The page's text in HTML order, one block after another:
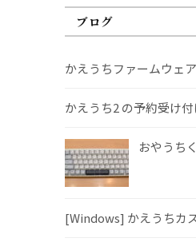
ブログ
かえうちファームウェ
かえうち2 の予約受け
おやうち
[Windows] かえうちカ